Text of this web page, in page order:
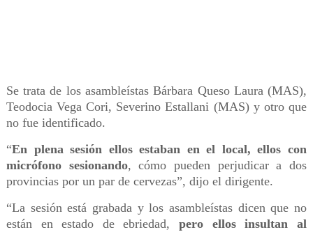
Se trata de los asambleístas Bárbara Queso Laura (MAS),
Teodocia Vega Cori, Severino Estallani (MAS) y otro que
no fue identificado.
“En plena sesión ellos estaban en el local, ellos con
micrófono sesionando, cómo pueden perjudicar a dos
provincias por un par de cervezas”, dijo el dirigente.
“La sesión está grabada y los asambleístas dicen que no
están en estado de ebriedad,pero ellos insultan al